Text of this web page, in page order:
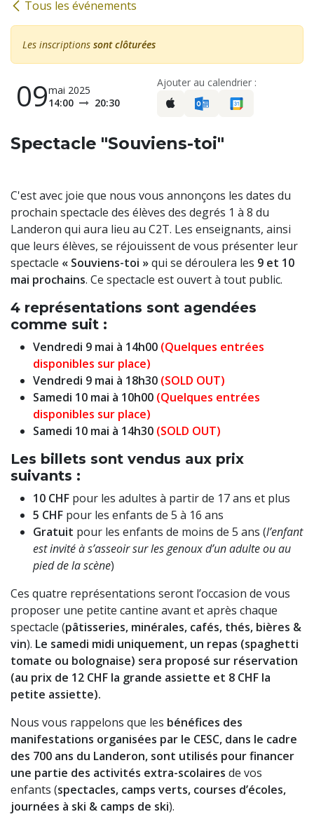
Tous les événements
Les inscriptions sont clôturées
09mai 2025
14:00
20:30
Ajouter au calendrier :
Spectacle "Souviens-toi"
C'est avec joie que nous vous annonçons les dates du
prochain spectacle des élèves des degrés 1 à 8 du
Landeron qui aura lieu au C2T. Les enseignants, ainsi
que leurs élèves, se réjouissent de vous présenter leur
spectacle « Souviens-toi »qui se déroulera les 9 et 10
mai prochains. Ce spectacle est ouvert à tout public.
4 représentations sont agendées
comme suit :
Vendredi 9 mai à 14h00 (Quelques entrées
disponibles sur place)
Vendredi 9 mai à 18h30 (SOLD OUT)
Samedi 10 mai à 10h00 (Quelques entrées
disponibles sur place)
Samedi 10 mai à 14h30 (SOLD OUT)
Les billets sont vendus aux prix
suivants :
10 CHF pour les adultes à partir de 17 ans et plus
5 CHF pour les enfants de 5 à 16 ans
Gratuit pour les enfants de moins de 5 ans (l’enfant
est invité à s’asseoir sur les genoux d’un adulte ou au
pied de la scène)
Ces quatre représentations seront l’occasion de vous
proposer une petite cantine avant et après chaque
spectacle (pâtisseries, minérales, cafés, thés, bières &
vin). Le samedi midi uniquement, un repas (spaghetti
tomate ou bolognaise) sera proposé sur réservation
(au prix de 12 CHF la grande assiette et 8 CHF la
petite assiette).
Nous vous rappelons que les bénéfices des
manifestations organisées par le CESC, dans le cadre
des 700 ans du Landeron, sont utilisés pour financer
une partie des activités extra-scolaires de vos
enfants (spectacles, camps verts, courses d’écoles,
journées à ski & camps de ski).